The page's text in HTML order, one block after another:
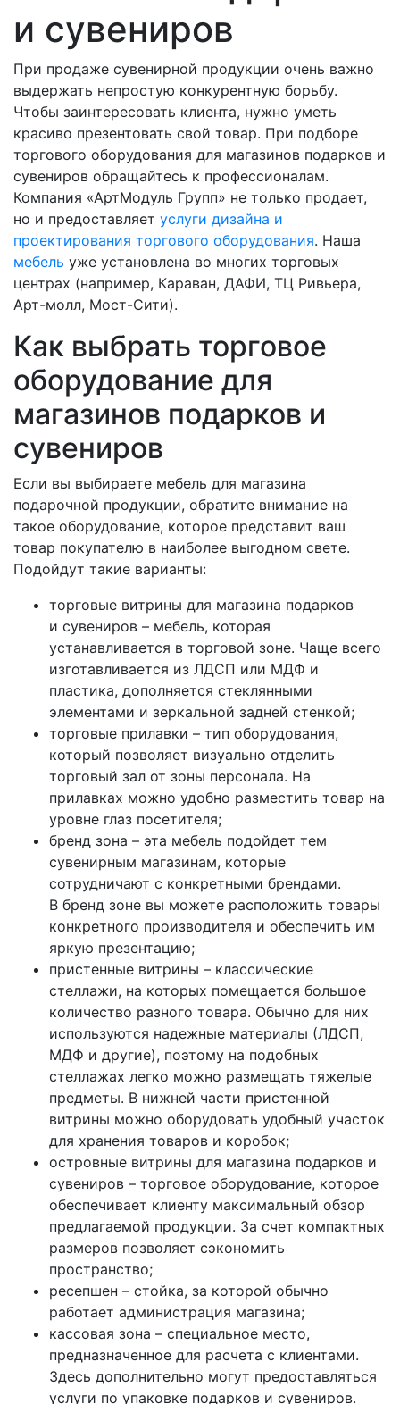
и сувениров
При продаже сувенирной продукции очень важно
выдержать непростую конкурентную борьбу.
Чтобы заинтересовать клиента, нужно уметь
красиво презентовать свой товар. При подборе
торгового оборудования для магазинов подарков и
сувениров обращайтесь к профессионалам.
Компания «АртМодуль Групп» не только продает,
но и предоставляет услуги дизайна и
проектирования торгового оборудования. Наша
мебель уже установлена во многих торговых
центрах (например, Караван, ДАФИ, ТЦ Ривьера,
Арт-молл, Мост-Сити).
Как выбрать торговое
оборудование для
магазинов подарков и
сувениров
Если вы выбираете мебель для магазина
подарочной продукции, обратите внимание на
такое оборудование, которое представит ваш
товар покупателю в наиболее выгодном свете.
Подойдут такие варианты:
торговые витрины для магазина подарков
и сувениров – мебель, которая
устанавливается в торговой зоне. Чаще всего
изготавливается из ЛДСП или МДФ и
пластика, дополняется стеклянными
элементами и зеркальной задней стенкой;
торговые прилавки – тип оборудования,
который позволяет визуально отделить
торговый зал от зоны персонала. На
прилавках можно удобно разместить товар на
уровне глаз посетителя;
бренд зона – эта мебель подойдет тем
сувенирным магазинам, которые
сотрудничают с конкретными брендами.
В бренд зоне вы можете расположить товары
конкретного производителя и обеспечить им
яркую презентацию;
пристенные витрины – классические
стеллажи, на которых помещается большое
количество разного товара. Обычно для них
используются надежные материалы (ЛДСП,
МДФ и другие), поэтому на подобных
стеллажах легко можно размещать тяжелые
предметы. В нижней части пристенной
витрины можно оборудовать удобный участок
для хранения товаров и коробок;
островные витрины для магазина подарков и
сувениров – торговое оборудование, которое
обеспечивает клиенту максимальный обзор
предлагаемой продукции. За счет компактных
размеров позволяет сэкономить
пространство;
ресепшен – стойка, за которой обычно
работает администрация магазина;
кассовая зона – специальное место,
предназначенное для расчета с клиентами.
Здесь дополнительно могут предоставляться
услуги по упаковке подарков и сувениров.